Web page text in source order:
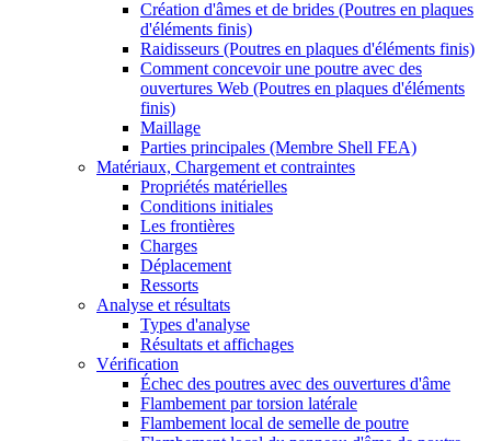
Création d'âmes et de brides (Poutres en plaques
d'éléments finis)
Raidisseurs (Poutres en plaques d'éléments finis)
Comment concevoir une poutre avec des
ouvertures Web (Poutres en plaques d'éléments
finis)
Maillage
Parties principales (Membre Shell FEA)
Matériaux, Chargement et contraintes
Propriétés matérielles
Conditions initiales
Les frontières
Charges
Déplacement
Ressorts
Analyse et résultats
Types d'analyse
Résultats et affichages
Vérification
Échec des poutres avec des ouvertures d'âme
Flambement par torsion latérale
Flambement local de semelle de poutre